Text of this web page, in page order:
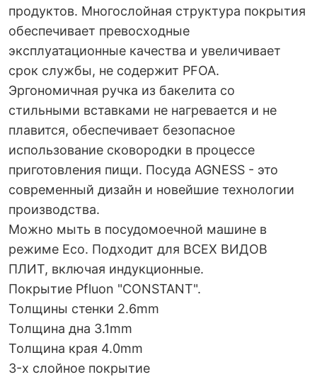
продуктов. Многослойная структура покрытия
обеспечивает превосходные
эксплуатационные качества и увеличивает
срок службы, не содержит PFOA.
Эргономичная ручка из бакелита со
стильными вставками не нагревается и не
плавится, обеспечивает безопасное
использование сковородки в процессе
приготовления пищи. Посуда AGNESS - это
современный дизайн и новейшие технологии
производства.
Можно мыть в посудомоечной машине в
режиме Eco. Подходит для ВСЕХ ВИДОВ
ПЛИТ, включая индукционные.
Покрытие Pfluon "CONSTANT".
Толщины стенки 2.6mm
Толщина дна 3.1mm
Толщина края 4.0mm
3-х слойное покрытие